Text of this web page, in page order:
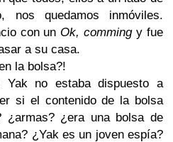
quedamos inmóviles.
con un Ok, commingy fue
a su casa.
la bolsa?!
no estaba dispuesto a
si el contenido de la bolsa
¿armas? ¿era una bolsa de
¿Yak es un joven espía?